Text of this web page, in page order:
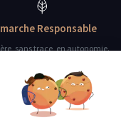
Responsable
sans trace, en autonomie.
Matériel de qualité
Testé, éprouvé, certifié.